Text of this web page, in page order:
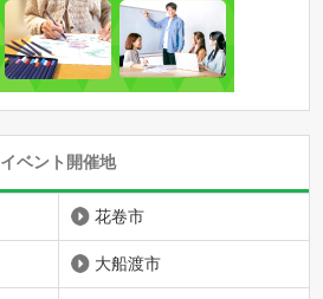
イベント開催地
花卷市
大船渡市